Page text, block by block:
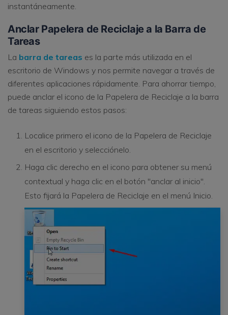
instantáneamente.
Anclar Papelera de Reciclaje a la Barra de
Tareas
La barra de tareas es la parte más utilizada en el
escritorio de Windows y nos permite navegar a través de
diferentes aplicaciones rápidamente. Para ahorrar tiempo,
puede anclar el icono de la Papelera de Reciclaje a la barra
de tareas siguiendo estos pasos:
Localice primero el icono de la Papelera de Reciclaje
en el escritorio y selecciónelo.
Haga clic derecho en el icono para obtener su menú
contextual y haga clic en el botón "anclar al inicio".
Esto fijará la Papelera de Reciclaje en el menú Inicio.